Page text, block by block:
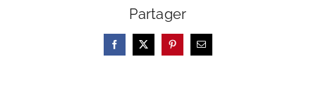
Partager
Facebook
X PinterestEmail